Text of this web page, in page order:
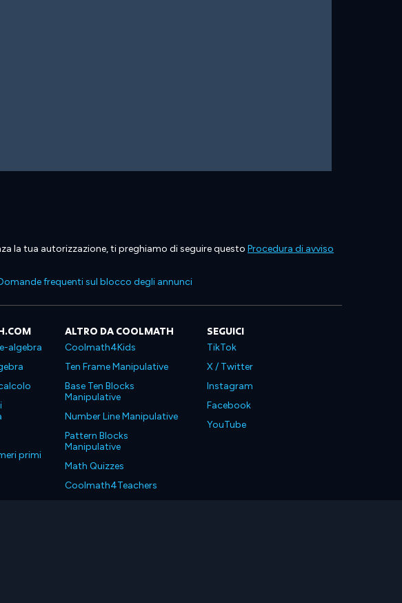
la tua autorizzazione, ti preghiamo di seguire questo Procedura di avviso
frequenti sul blocco degli annunci
algebra
primi
ALTRO DA COOLMATH
Coolmath4Kids
Ten Frame Manipulative
Base Ten Blocks
Manipulative
Number Line Manipulative
Pattern Blocks
Manipulative
Math Quizzes
Coolmath4Teachers
SEGUICI
TikTok
X / Twitter
Instagram
Facebook
YouTube